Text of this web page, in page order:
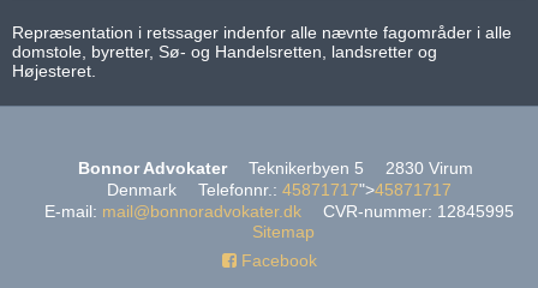
Repræsentation i retssager indenfor alle nævnte fagområder i alle
domstole, byretter, Sø- og Handelsretten, landsretter og
Højesteret.
Bonnor Advokater Teknikerbyen 5
2830 Virum
Denmark
Telefonnr. : 45871717">45871717
E-mail: mail@bonnoradvokater.dk CVR-nummer: 12845995
Sitemap
Facebook